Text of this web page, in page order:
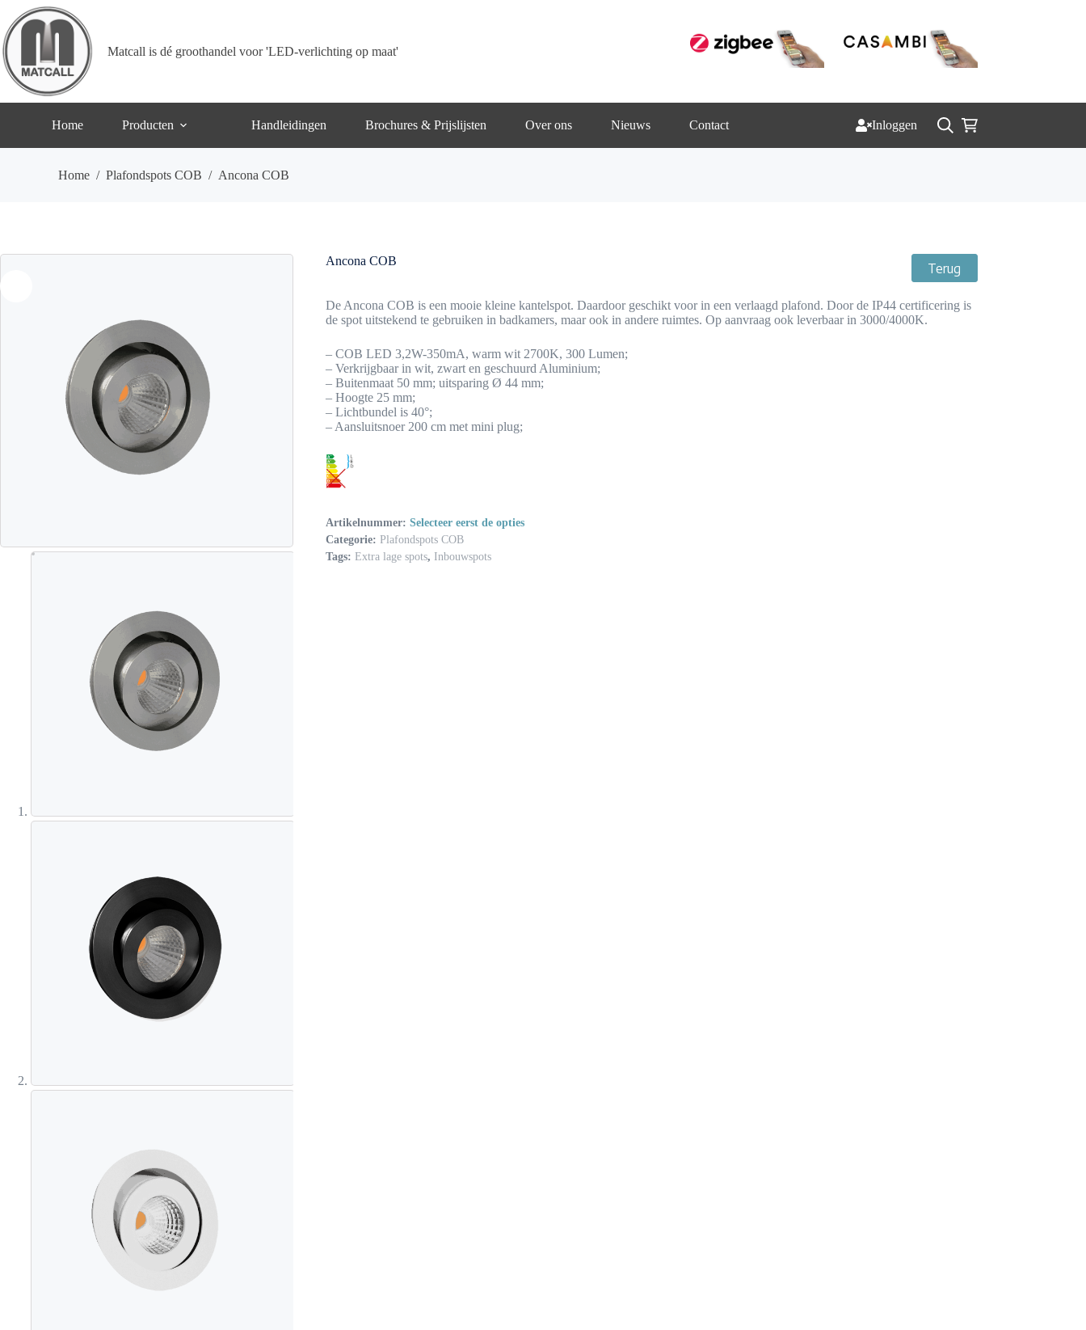
naar
de
inhoud
Matcall is dé groothandel voor 'LED-verlichting op maat'
Home Producten Handleidingen Brochures & Prijslijsten Over ons Nieuws Contact Inloggen Winkelwagen
Home / Plafondspots COB / Ancona COB
Ancona COB Terug
De Ancona COB is een mooie kleine kantelspot. Daardoor geschikt voor in een verlaagd plafond. Door de IP44 certificering is
de spot uitstekend te gebruiken in badkamers, maar ook in andere ruimtes. Op aanvraag ook leverbaar in 3000/4000K.
– COB LED 3,2W-350mA, warm wit 2700K, 300 Lumen;
– Verkrijgbaar in wit, zwart en geschuurd Aluminium;
– Buitenmaat 50 mm; uitsparing Ø 44 mm;
– Hoogte 25 mm;
– Lichtbundel is 40°;
– Aansluitsnoer 200 cm met mini plug;
Artikelnummer: Selecteer eerst de opties
Categorie: Plafondspots COB
Tags: Extra lage spots, Inbouwspots